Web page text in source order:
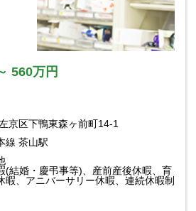
560万円
京区下鴨東森ヶ前町14-1
線 茶山駅
(結婚・慶弔事等)、産前産後休暇、育
暇、アニバーサリー休暇、連続休暇制